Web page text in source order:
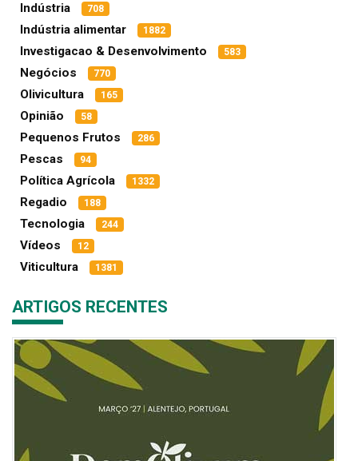
Indústria 708
Indústria alimentar 1882
Investigacao & Desenvolvimento 583
Negócios 770
Olivicultura 165
Opinião 58
Pequenos Frutos 286
Pescas 94
Política Agrícola 1332
Regadio 188
Tecnologia 244
Vídeos 12
Viticultura 1381
ARTIGOS RECENTES